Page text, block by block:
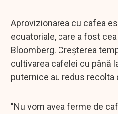
Aprovizionarea cu cafea
ecuatoriale, care a fost
Bloomberg. Creșterea
cultivarea cafelei cu până
puternice au redus recolta
"Nu vom avea ferme de